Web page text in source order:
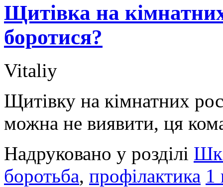
Щитівка на
боротися?
Vitaliy
Щитівку на кімнатних
можна не виявити, ця
Надруковано у розділі
боротьба, профілактика 1